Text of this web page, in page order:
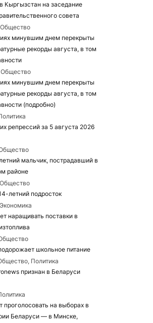
Кыргызстан на заседание
совета
Общество
минувшим днем перекрыты
рекорды августа, в том
Общество
минувшим днем перекрыты
рекорды августа, в том
(подробно)
репрессий за 5 августа 2026
мальчик, пострадавший в
районе
Общество
летний подросток
Экономика
наращивать поставки в
школьное питание
Политика
признан в Беларуси
на выборах в
Беларуси — в Минске,